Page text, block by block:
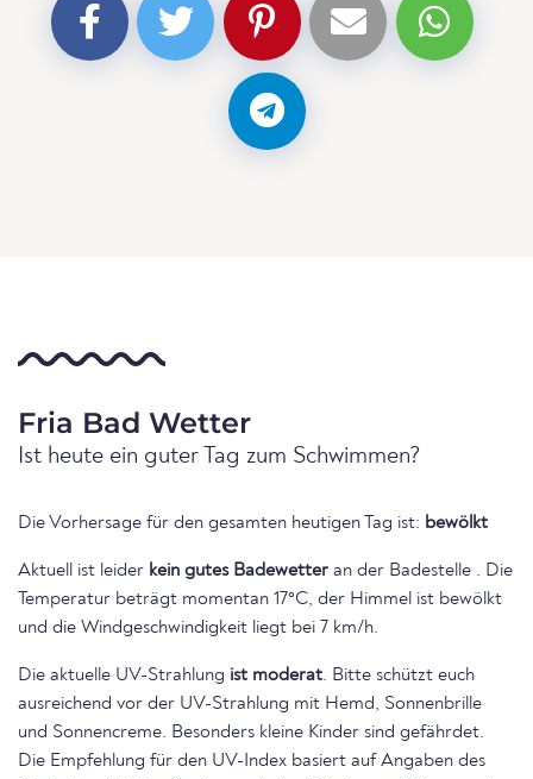
Fria Bad Wetter
Ist heute ein guter Tag zum Schwimmen?
Die Vorhersage für den gesamten heutigen Tag ist: bewölkt
Aktuell ist leider kein gutes Badewetter an der Badestelle . Die
Temperatur beträgt momentan 17°C, der Himmel ist bewölkt
und die Windgeschwindigkeit liegt bei 7 km/h.
Die aktuelle UV-Strahlung ist moderat. Bitte schützt euch
ausreichend vor der UV-Strahlung mit Hemd, Sonnenbrille
und Sonnencreme. Besonders kleine Kinder sind gefährdet.
Die Empfehlung für den UV-Index basiert auf Angaben des